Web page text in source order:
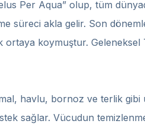
Per Aqua” olup, tüm
süreci akla gelir. Son
ortaya koymuştur. Geleneksel
havlu, bornoz ve terlik
sağlar. Vücudun